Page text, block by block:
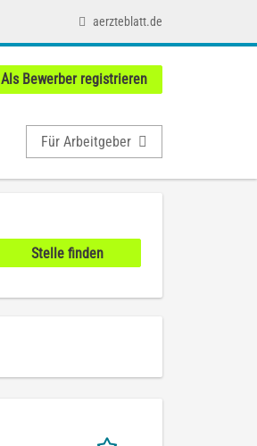
aerzteblatt.de
Als Bewerber registrieren
Für Arbeitgeber